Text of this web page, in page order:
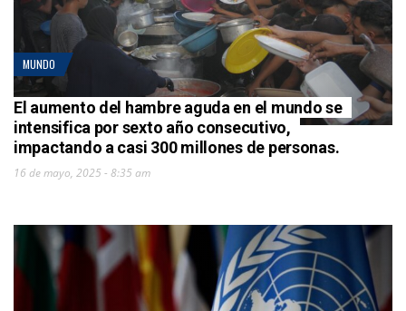
MUNDO
El aumento del hambre aguda en el mundo se
intensifica por sexto año consecutivo,
impactando a casi 300 millones de personas.
16 de mayo, 2025 - 8:35 am